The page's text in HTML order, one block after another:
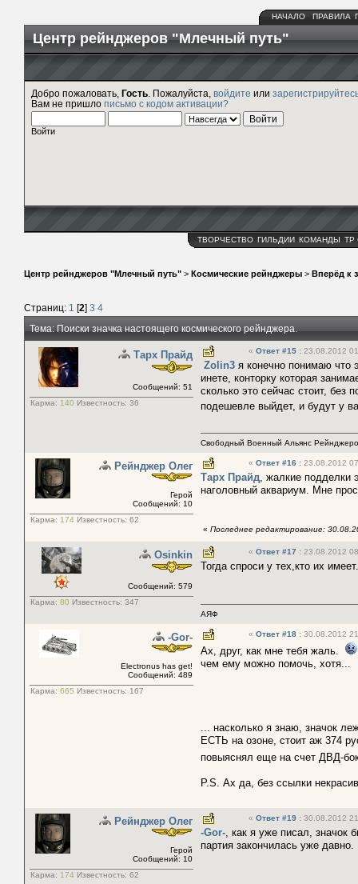
НАЧАЛО ПРАВИЛА
Центр рейнджеров "Млечный путь"
Добро пожаловать, Гость . Пожалуйста, войдите или
Вам не пришло письмо с кодом активации?
Войти
ТВОРЧЕСТВО ГИЛЬДИИ КОМАНДЫ ТР
Центр рейнджеров "Млечный путь" > Космические рейнджеры > Вперёд к
Страниц: 1 [2] 3 4
Тема: Поиски значка настоящего космического рейнджера.
Тарх Прайд
Сообщений: 51
Карма: 140 Известность: 36
« Ответ #15 : 23.08.2012
Zolin3 я конечно понимаю что
инете, конторку которая
сколько это сейчас стоит,
подешевле выйдет, и будут у
Свободный Военный Альянс
Рейнджер Олег
Герой
Сообщений: 10
Карма: 174 Известность: 62
« Ответ #16 : 23.08.2012
Тарх Прайд, жалкие подделки
наголовный аквариум. Мне
« Последнее редактирование:
Osinkin
Сообщений: 579
Карма: 80 Известность: 347
« Ответ #17 : 23.08.2012
Тогда спроси у тех,кто их
АЯФ
-Gor-
Electronus has get!
Сообщений: 489
Карма: 665 Известность: 167
« Ответ #18 : 30.08.2012
Ах, друг, как мне тебя жаль.
чем ему можно помочь, хотя...
... насколько я знаю, значок
ЕСТЬ на озоне, стоит аж 374
повыяснял еще на счет ДВД-
P.S. Ах да, без ссылки
Рейнджер Олег
Герой
Сообщений: 10
Карма: 174 Известность: 62
« Ответ #19 : 30.08.2012
-Gor-, как я уже писал, значок
партия закончилась уже